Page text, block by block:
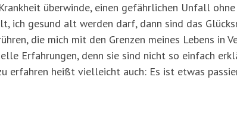
überwinde, einen gefährlichen Unfall
ich gesund alt werden darf, dann sind das
die mich mit den Grenzen meines Lebens in
Erfahrungen, denn sie sind nicht so einfach
erfahren heißt vielleicht auch: Es ist etwas